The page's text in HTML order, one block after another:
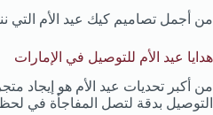
من أجمل تصاميم كيك عيد الأم التي
هدايا عيد الأم للتوصيل في الإمارات
من أكبر تحديات عيد الأم هو إيجاد
التوصيل بدقة لتصل المفاجأة في